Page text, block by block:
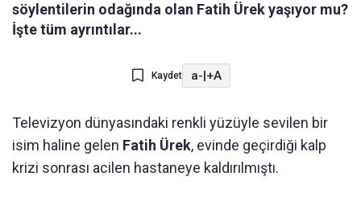
söylentilerin odağında olan Fatih Ürek yaşıyor mu?
İşte tüm ayrıntılar...
Kaydet a-|+A
Televizyon dünyasındaki renkli yüzüyle sevilen bir
isim haline gelen Fatih Ürek, evinde geçirdiği kalp
krizi sonrası acilen hastaneye kaldırılmıştı.